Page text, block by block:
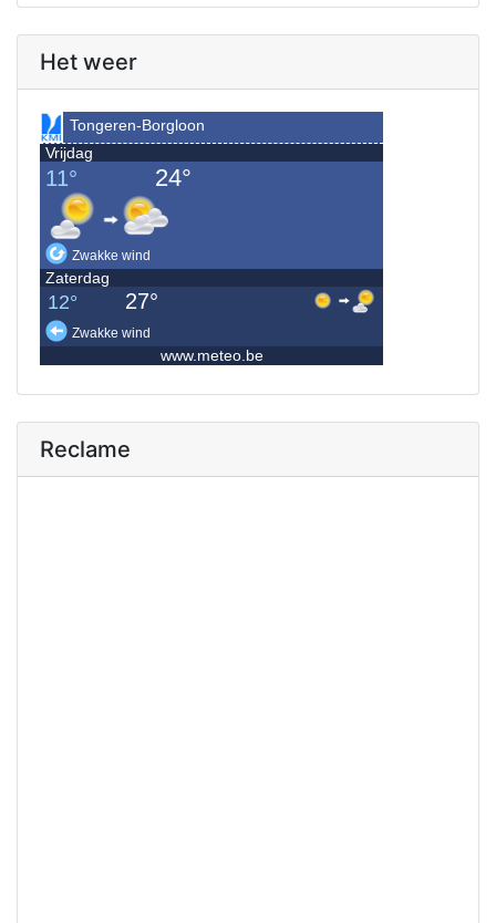
Het weer
Reclame